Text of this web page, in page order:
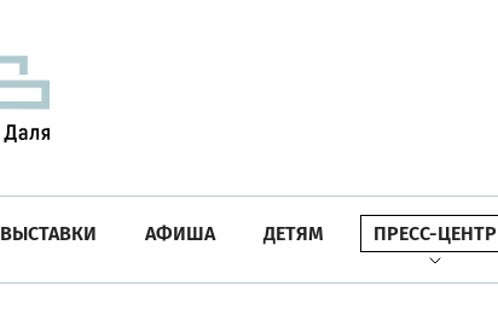
ВЫСТАВКИ АФИША ДЕТЯМ ПРЕСС-ЦЕНТР